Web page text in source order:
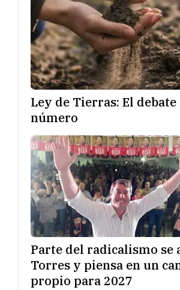
Ley de Tierras: El debate
número
Parte del radicalismo se
Torres y piensa en un
propio para 2027